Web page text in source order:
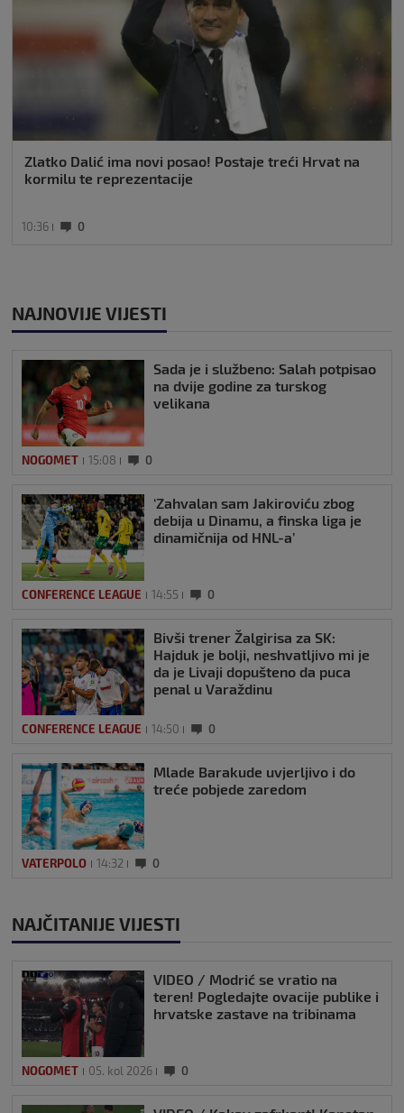
Zlatko Dalić ima novi posao! Postaje treći Hrvat na
kormilu te reprezentacije
10:36 0
NAJNOVIJE VIJESTI
Sada je i službeno: Salah potpisao
na dvije godine za turskog
velikana
NOGOMET 15:08 0
‘Zahvalan sam Jakiroviću zbog
debija u Dinamu, a finska liga je
dinamičnija od HNL-a’
CONFERENCE LEAGUE 14:55 0
Bivši trener Žalgirisa za SK:
Hajduk je bolji, neshvatljivo mi je
da je Livaji dopušteno da puca
penal u Varaždinu
CONFERENCE LEAGUE 14:50 0
Mlade Barakude uvjerljivo i do
treće pobjede zaredom
VATERPOLO 14:32 0
NAJČITANIJE VIJESTI
VIDEO / Modrić se vratio na
teren! Pogledajte ovacije publike i
hrvatske zastave na tribinama
NOGOMET 05. kol 2026 0